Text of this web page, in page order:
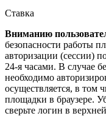
Ставка
Вниманию
безопасности работы
авторизации (сессии)
24-я часами. В случае
необходимо
осуществляется, в том
площадки в браузере.
сверьте логин в